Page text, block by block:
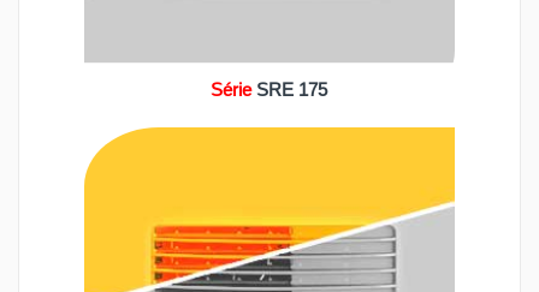
Série SRE 175